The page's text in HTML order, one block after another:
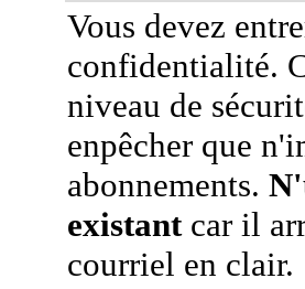
Vous devez
confidentialité.
niveau de
enpêcher que
abonnements.
existantcar il
courriel en clair.